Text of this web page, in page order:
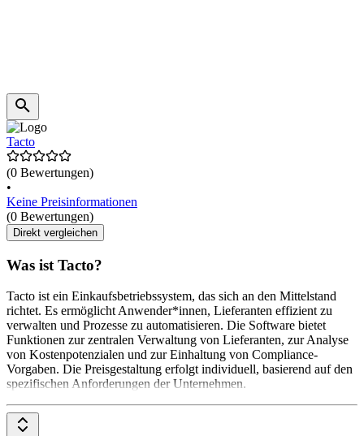
Tacto
(0 Bewertungen)
•
Keine Preisinformationen
(0 Bewertungen)
Direkt vergleichen
Was ist Tacto?
Tacto ist ein Einkaufsbetriebssystem, das sich an den Mittelstand
richtet. Es ermöglicht Anwender*innen, Lieferanten effizient zu
verwalten und Prozesse zu automatisieren. Die Software bietet
Funktionen zur zentralen Verwaltung von Lieferanten, zur Analyse
von Kostenpotenzialen und zur Einhaltung von Compliance-
Vorgaben. Die Preisgestaltung erfolgt individuell, basierend auf den
spezifischen Anforderungen der Unternehmen.